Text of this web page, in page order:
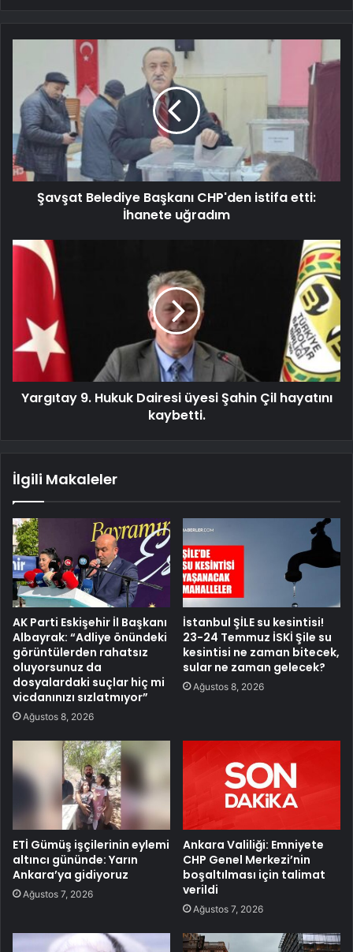
Şavşat Belediye Başkanı CHP'den istifa etti:
İhanete uğradım
Yargıtay 9. Hukuk Dairesi üyesi Şahin Çil hayatını
kaybetti.
İlgili Makaleler
AK Parti Eskişehir İl Başkanı
Albayrak: “Adliye önündeki
görüntülerden rahatsız
oluyorsunuz da
dosyalardaki suçlar hiç mi
vicdanınızı sızlatmıyor”
Ağustos 8, 2026
İstanbul ŞİLE su kesintisi!
23-24 Temmuz İSKİ Şile su
kesintisi ne zaman bitecek,
sular ne zaman gelecek?
Ağustos 8, 2026
ETİ Gümüş işçilerinin eylemi
altıncı gününde: Yarın
Ankara’ya gidiyoruz
Ağustos 7, 2026
Ankara Valiliği: Emniyete
CHP Genel Merkezi’nin
boşaltılması için talimat
verildi
Ağustos 7, 2026